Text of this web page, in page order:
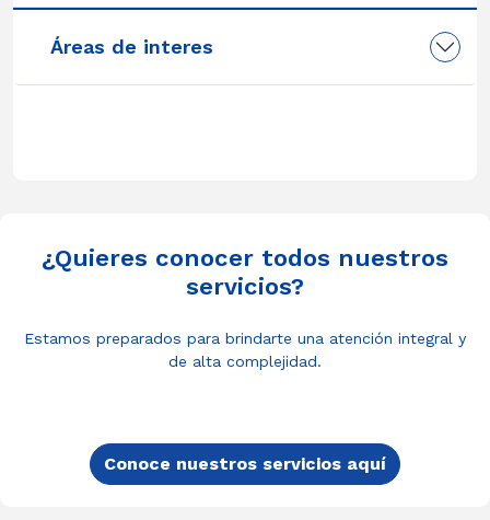
Áreas de interes
¿Quieres conocer todos nuestros
servicios?
Estamos preparados para brindarte una atención integral y
de alta complejidad.
Conoce nuestros servicios aquí